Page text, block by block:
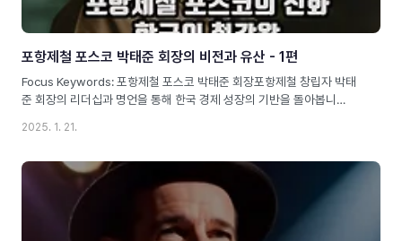
포항제철 포스코 박태준 회장의 비전과 유산 - 1편
Focus Keywords: 포항제철 포스코 박태준 회장포항제철 창립자 박태
준 회장의 리더십과 명언을 통해 한국 경제 성장의 기반을 돌아봅니
회장의 혁신적인 여정 포항제철(현재의 포스코)의 역사는 곧 박태준 회장
버지로 불리며, 자본도 기술도 없던 시절에 대한민국 경제 발전의 기틀을
마련한 인물입니다. 이번 포스팅에서는 박태준 회장의 생애와 업적, 그의
철학, 명언들을 통해 포항제철 설립이 한국과 세계 철강산업에 끼친 영향
을 탐구해 보겠습니다.박태준 회장의 초기 생애: 철강인의 길을 걷다박태
2025. 1. 21.